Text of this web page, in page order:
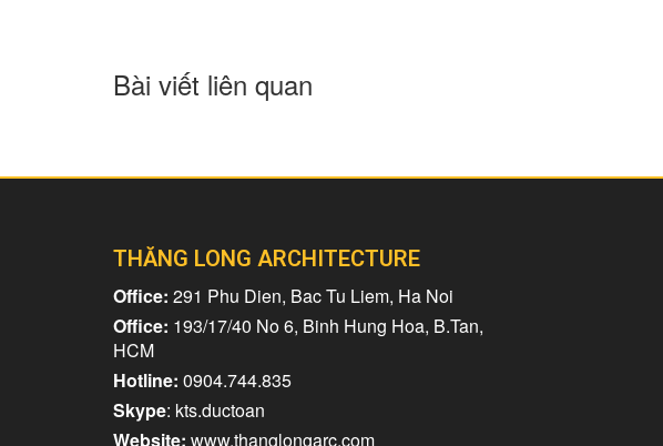
Bài viết liên quan
THĂNG LONG ARCHITECTURE
Office: 291 Phu Dien, Bac Tu Liem, Ha Noi
Office: 193/17/40 No 6, Binh Hung Hoa, B.Tan,
HCM
Hotline: 0904.744.835
Skype: kts.ductoan
Website: www.thanglongarc.com